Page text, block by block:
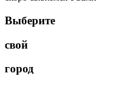
Выберите
свой
город